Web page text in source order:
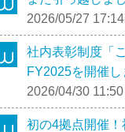
2026/05/27 17:14
社内表彰制度「
FY2025を開催し
2026/04/30 11:50
初の4拠点開催